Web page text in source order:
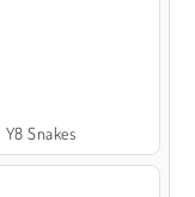
Y8 Snakes